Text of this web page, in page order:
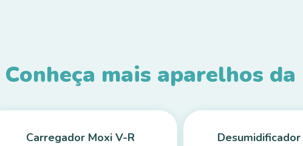
Conheça mais aparelhos
Carregador Moxi V-R